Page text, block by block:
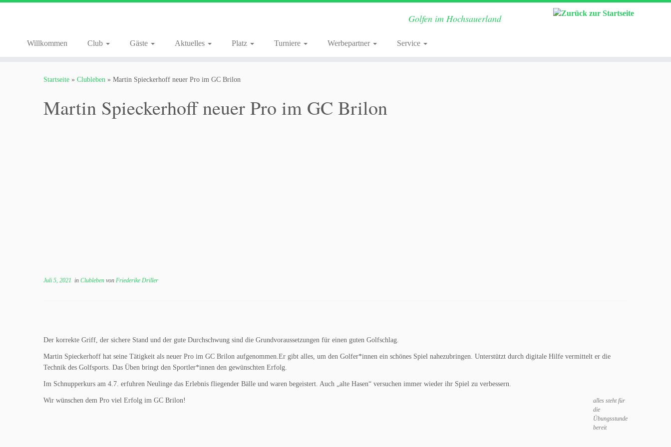
Golfen im Hochsauerland
Willkommen Club Gäste Aktuelles Platz Turniere Werbepartner Service
Startseite » Clubleben » Martin Spieckerhoff neuer Pro im GC Brilon
Martin Spieckerhoff neuer Pro im GC Brilon
Juli 5, 2021 in Clubleben von Friederike Driller
Der korrekte Griff, der sichere Stand und der gute Durchschwung sind die Grundvoraussetzungen für einen guten Golfschlag.
Martin Spieckerhoff hat seine Tätigkeit als neuer Pro im GC Brilon aufgenommen.Er gibt alles, um den Golfer*innen ein schönes Spiel nahezubringen. Unterstützt durch digitale Hilfe vermittelt er die
Technik des Golfsports. Das Üben bringt den Sportler*innen den gewünschten Erfolg.
alles steht für
die
Übungsstunde
bereit
Im Schnupperkurs am 4.7. erfuhren Neulinge das Erlebnis fliegender Bälle und waren begeistert. Auch „alte Hasen“ versuchen immer wieder ihr Spiel zu verbessern.
Wir wünschen dem Pro viel Erfolg im GC Brilon!